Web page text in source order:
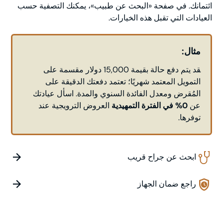
ائتمانك. في صفحة «البحث عن طبيب»، يمكنك التصفية حسب
العيادات التي تقبل هذه الخيارات.
مثال:
قد يتم دفع حالة بقيمة 15,000 دولار مقسمة على
التمويل المعتمد شهريًا؛ تعتمد دفعتك الدقيقة على
المُقرض ومعدل الفائدة السنوي والمدة. اسأل عيادتك
عن0% في الفترة التمهيدية
العروض الترويجية عند
توفرها.
ابحث عن جراح قريب
راجع ضمان الجهاز